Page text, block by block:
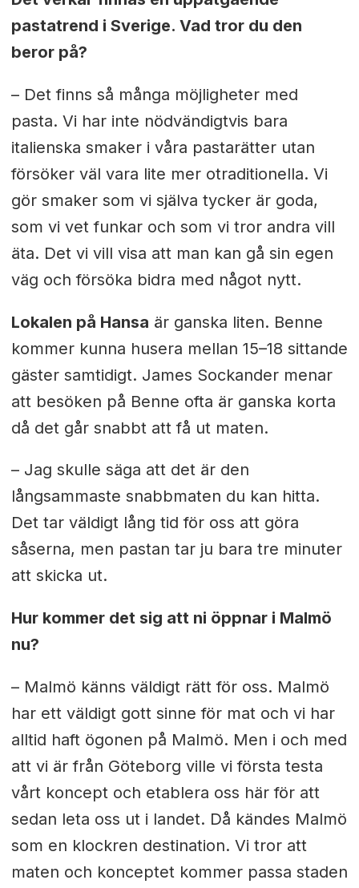
pastatrend i Sverige. Vad tror du den
beror på?
– Det finns så många möjligheter med
pasta. Vi har inte nödvändigtvis bara
italienska smaker i våra pastarätter utan
försöker väl vara lite mer otraditionella. Vi
gör smaker som vi själva tycker är goda,
som vi vet funkar och som vi tror andra vill
äta. Det vi vill visa att man kan gå sin egen
väg och försöka bidra med något nytt.
Lokalen på Hansa är ganska liten. Benne
kommer kunna husera mellan 15–18 sittande
gäster samtidigt. James Sockander menar
att besöken på Benne ofta är ganska korta
då det går snabbt att få ut maten.
– Jag skulle säga att det är den
långsammaste snabbmaten du kan hitta.
Det tar väldigt lång tid för oss att göra
såserna, men pastan tar ju bara tre minuter
att skicka ut.
Hur kommer det sig att ni öppnar i Malmö
nu?
– Malmö känns väldigt rätt för oss. Malmö
har ett väldigt gott sinne för mat och vi har
alltid haft ögonen på Malmö. Men i och med
att vi är från Göteborg ville vi första testa
vårt koncept och etablera oss här för att
sedan leta oss ut i landet. Då kändes Malmö
som en klockren destination. Vi tror att
maten och konceptet kommer passa staden